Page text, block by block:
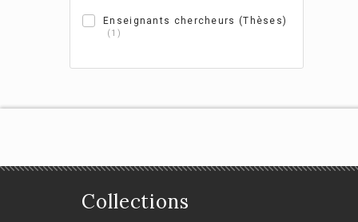
Enseignants chercheurs (Thèses)
1
Collections